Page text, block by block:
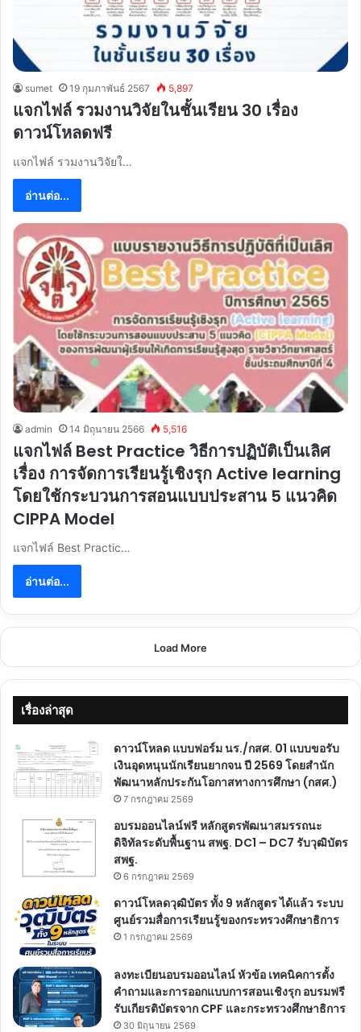
sumet 19 กุมภาพันธ์ 2567 5,897
แจกไฟล์ รวมงานวิจัยในชั้นเรียน 30 เรื่อง
ดาวน์โหลดฟรี
แจกไฟล์ รวมงานวิจัยใ…
อ่านต่อ...
admin 14 มิถุนายน 2566 5,516
แจกไฟล์ Best Practice วิธีการปฏิบัติเป็นเลิศ
เรื่อง การจัดการเรียนรู้เชิงรุก Active learning
โดยใช้กระบวนการสอนแบบประสาน 5 แนวคิด
CIPPA Model
แจกไฟล์ Best Practic…
อ่านต่อ...
Load More
เรื่องล่าสุด
ดาวน์โหลด แบบฟอร์ม นร./กสศ. 01 แบบขอรับ
เงินอุดหนุนนักเรียนยากจน ปี 2569 โดยสำนัก
พัฒนาหลักประกันโอกาสทางการศึกษา (กสศ.)
7 กรกฎาคม 2569
อบรมออนไลน์ฟรี หลักสูตรพัฒนาสมรรถนะ
ดิจิทัลระดับพื้นฐาน สพฐ. DC1 – DC7 รับวุฒิบัตร
สพฐ.
6 กรกฎาคม 2569
ดาวน์โหลดวุฒิบัตร ทั้ง 9 หลักสูตร ได้แล้ว ระบบ
ศูนย์รวมสื่อการเรียนรู้ของกระทรวงศึกษาธิการ
1 กรกฎาคม 2569
ลงทะเบียนอบรมออนไลน์ หัวข้อ เทคนิคการตั้ง
คำถามและการออกแบบการสอนเชิงรุก อบรมฟรี
รับเกียรติบัตรจาก CPF และกระทรวงศึกษาธิการ
30 มิถุนายน 2569